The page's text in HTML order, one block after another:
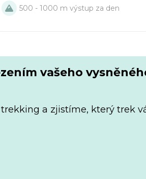
500 - 1000 m výstup za den
vašeho
a zjistíme, který trek